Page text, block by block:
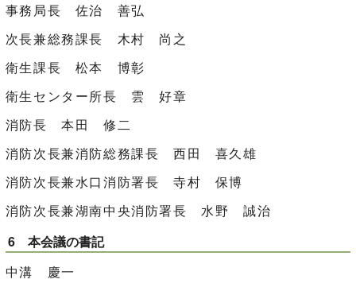
事務局長 佐治 善弘
次長兼総務課長 木村 尚之
衛生課長 松本 博彰
衛生センター所長 雲 好章
消防長 本田 修二
消防次長兼消防総務課長 西田 喜久雄
消防次長兼水口消防署長 寺村 保博
消防次長兼湖南中央消防署長 水野 誠治
6 本会議の書記
中溝 慶一